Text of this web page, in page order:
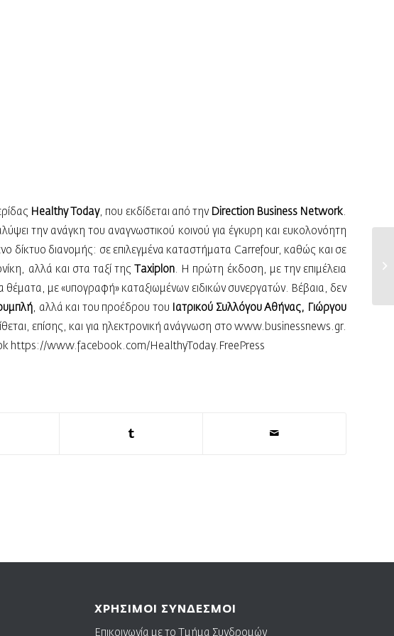
Healthy Today, που εκδίδεται από την Direction Βusiness Network.
την ανάγκη του αναγνωστικού κοινού για έγκυρη και ευκολονόητη
δίκτυο διανομής: σε επιλεγμένα καταστήματα Carrefour, καθώς και σε
αλλά και στα ταξί της
Τaxiplon. Η πρώτη έκδοση, με την επιμέλεια
θέματα, με «υπογραφή» καταξιωμένων ειδικών συνεργατών. Βέβαια, δεν
, αλλά και του προέδρου του
Ιατρικού Συλλόγου Αθήνας, Γιώργου
επίσης, και για ηλεκτρονική ανάγνωση στο www.businessnews.gr.
https://www.facebook.com/HealthyToday.FreePress
ΧΡΗΣΙΜΟΙ ΣΥΝΔΕΣΜΟΙ
Επικοινωνία με το Τμήμα Συνδρομών